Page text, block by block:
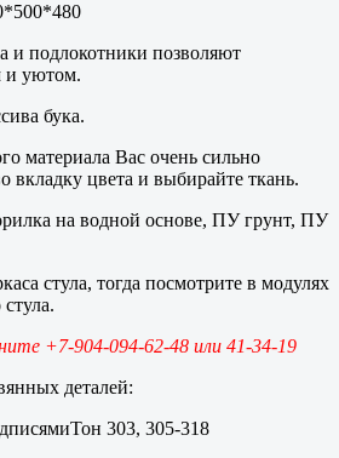
и подлокотники позволяют
и уютом.
бука.
материала Вас очень сильно
вкладку цвета и выбирайте ткань.
на водной основе, ПУ грунт, ПУ
стула, тогда посмотрите в модулях
+7-904-094-62-48 или 41-34-19
деталей:
Тон 303, 305-318